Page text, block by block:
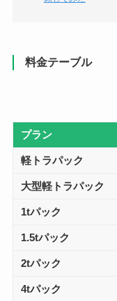
料金テーブル
プラン
軽トラパック
大型軽トラパック
1tパック
1.5tパック
2tパック
4tパック